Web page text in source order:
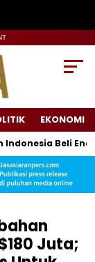
EKONOMI
Beli Energi & 50
Juta;